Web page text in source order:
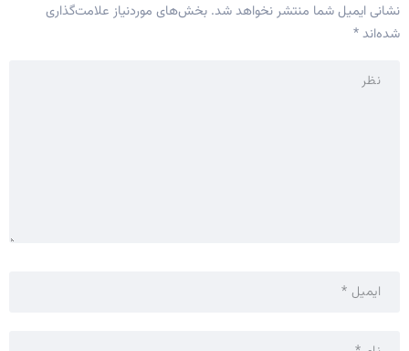
نشانی ایمیل شما منتشر نخواهد شد. بخش‌های موردنیاز علامت‌گذاری
شده‌اند*